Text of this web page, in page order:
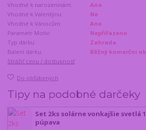
Vhodné k narozeninám:
Ano
Vhodné k Valentýnu:
Ne
Vhodné k Vánocům:
Ano
Parametr Motiv:
Nepřiřazeno
Typ dárku:
Zahrada
Balení dárku:
Běžný komerční
Strážiť cenu / dostupnosť
Do obľúbených
Tipy na podobné darčeky
Set 2ks solárne vonkajšie svetlá
púpava